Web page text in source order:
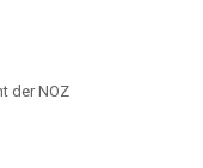
der NOZ